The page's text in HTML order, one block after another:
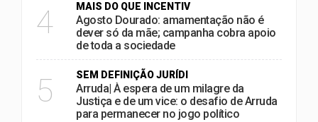
4 MAIS DO QUE INCENTIV
Agosto Dourado: amamentação não é
dever só da mãe; campanha cobra apoio
de toda a sociedade
5 SEM DEFINIÇÃO JURÍDI
Arruda| À espera de um milagre da
Justiça e de um vice: o desafio de Arruda
para permanecer no jogo político